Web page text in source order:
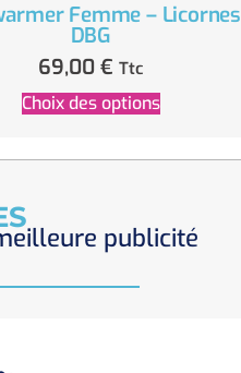
Femme – Licornes
DBG
69,00€ Ttc
Choix des options
publicité